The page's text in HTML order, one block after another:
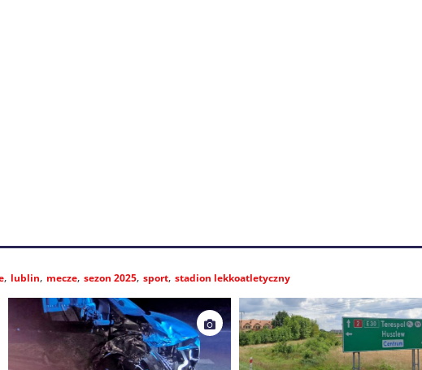
lublin mecze sezon 2025 sport stadion lekkoatletyczny